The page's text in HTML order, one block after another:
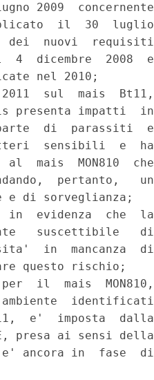
2009  concernente
il  30  luglio
dei  nuovi  requisiti
dicembre  2008  e
nel 2010;
sul  mais  Bt11,
presenta impatti  in
di  parassiti  e
sensibili  e  ha
mais  MON810  che
pertanto,   un
e di sorveglianza;
in  evidenza  che  la
suscettibile   di
in  mancanza  di
questo rischio;
il  mais  MON810,
identificati
e'  imposta  dalla
presa ai sensi della
e' ancora in  fase  di